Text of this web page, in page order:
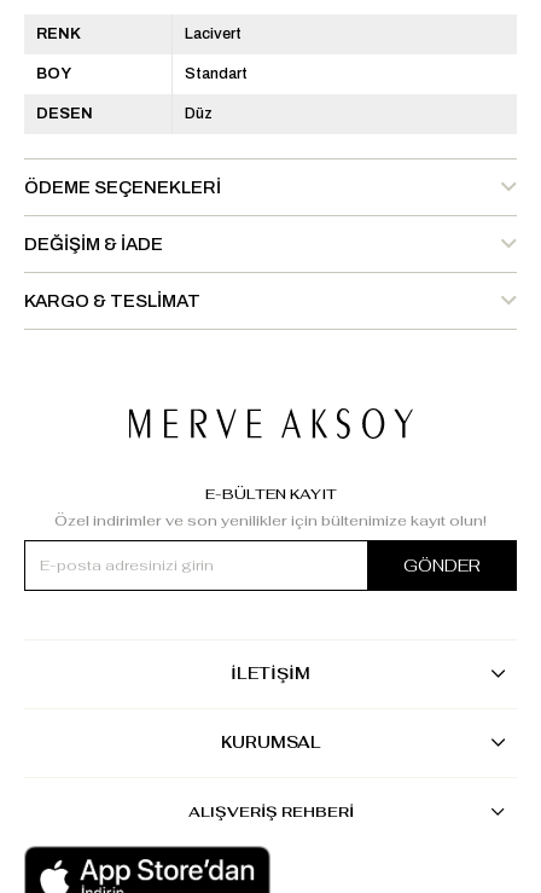
RENK Lacivert
BOY Standart
DESEN Düz
ÖDEME SEÇENEKLERI
DEĞIŞIM & İADE
KARGO & TESLIMAT
E-BÜLTEN KAYIT
Özel indirimler ve son yenilikler için bültenimize kayıt olun!
GÖNDER
İLETİŞİM
KURUMSAL
ALIŞVERİŞ REHBERİ